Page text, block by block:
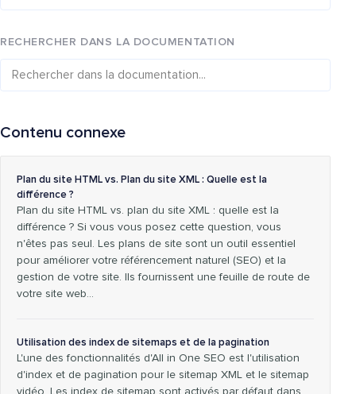
RECHERCHER DANS LA DOCUMENTATION
Contenu connexe
Plan du site HTML vs. Plan du site XML : Quelle est la
différence ?
Plan du site HTML vs. plan du site XML : quelle est la
différence ? Si vous vous posez cette question, vous
n'êtes pas seul. Les plans de site sont un outil essentiel
pour améliorer votre référencement naturel (SEO) et la
gestion de votre site. Ils fournissent une feuille de route de
votre site web…
Utilisation des index de sitemaps et de la pagination
L'une des fonctionnalités d'All in One SEO est l'utilisation
d'index et de pagination pour le sitemap XML et le sitemap
vidéo. Les index de sitemap sont activés par défaut dans